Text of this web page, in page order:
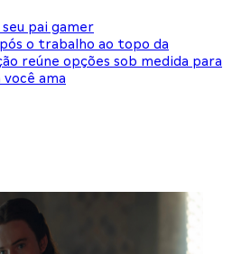
pai gamer
o trabalho ao topo da
reúne opções sob medida para
ama